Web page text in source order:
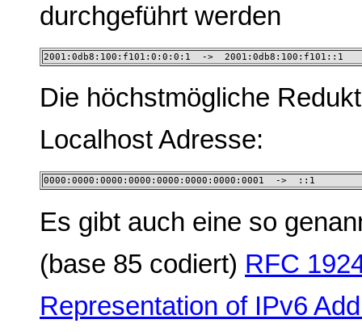
durchgeführt werden
2001:0db8:100:f101:0:0:0:1  ->  2001:0db8:100:f101::1
Die höchstmögliche
Localhost Adresse:
0000:0000:0000:0000:0000:0000:0000:0001  ->  ::1
Es gibt auch eine so
(base 85 codiert) RFC
Representation of IPv6